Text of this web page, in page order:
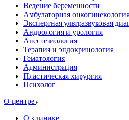
Ведение беременности
Амбулаторная онкогинекология
Экспертная ультразвуковая
Андрология и урология
Анестезиология
Терапия и эндокринология
Гематология
Администрация
Пластическая хирургия
Психолог
О центре
О клинике